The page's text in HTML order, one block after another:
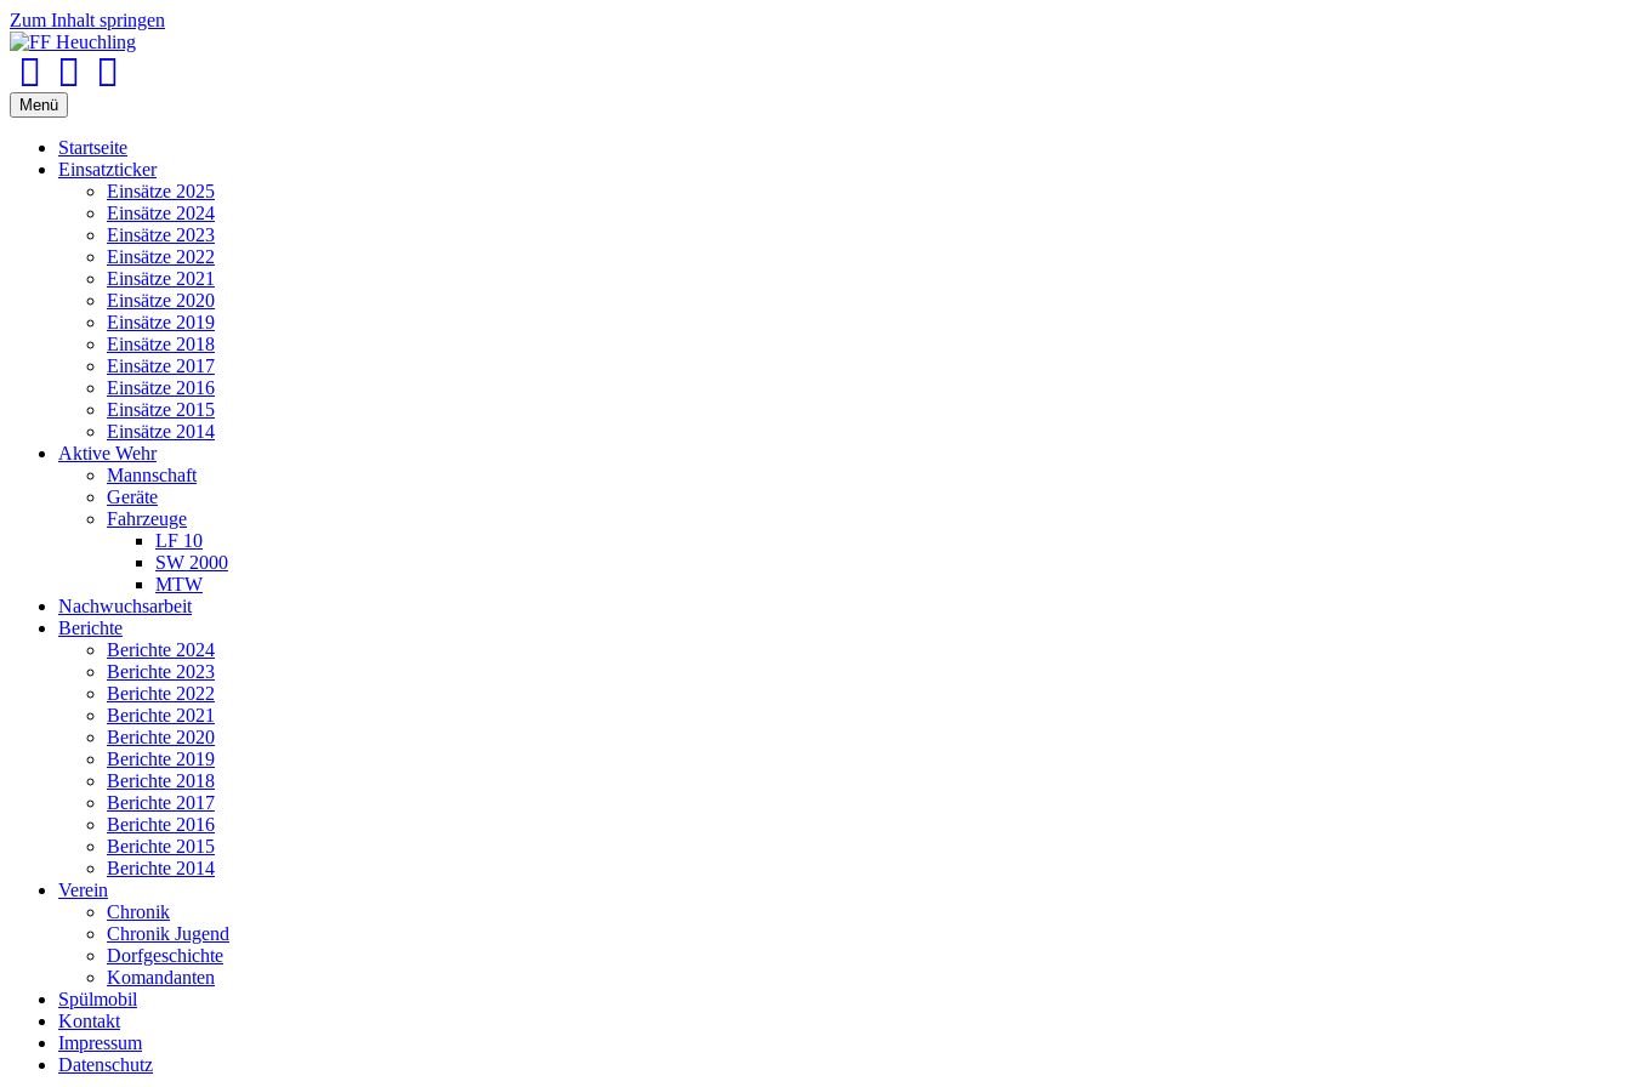
Zum Inhalt springen
Menü
Startseite
Einsatzticker
Einsätze 2025
Einsätze 2024
Einsätze 2023
Einsätze 2022
Einsätze 2021
Einsätze 2020
Einsätze 2019
Einsätze 2018
Einsätze 2017
Einsätze 2016
Einsätze 2015
Einsätze 2014
Aktive Wehr
Mannschaft
Geräte
Fahrzeuge
LF 10
SW 2000
MTW
Nachwuchsarbeit
Berichte
Berichte 2024
Berichte 2023
Berichte 2022
Berichte 2021
Berichte 2020
Berichte 2019
Berichte 2018
Berichte 2017
Berichte 2016
Berichte 2015
Berichte 2014
Verein
Chronik
Chronik Jugend
Dorfgeschichte
Komandanten
Spülmobil
Kontakt
Impressum
Datenschutz